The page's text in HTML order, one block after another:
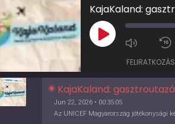
PLAY
EPISODE
FELIRATKOZÁS
KajaKaland: gasztroutazás a föld körül
Jun 22, 2026 • 00:35:05